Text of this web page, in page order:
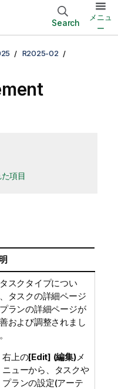
Search
メニュ
ー
R2025-02
項目
スクタイプについ
タスクの詳細ページ
ランの詳細ページが
および調整されまし
右上の[Edit] (編集)メ
ニューから、タスクや
プランの設定(アーテ